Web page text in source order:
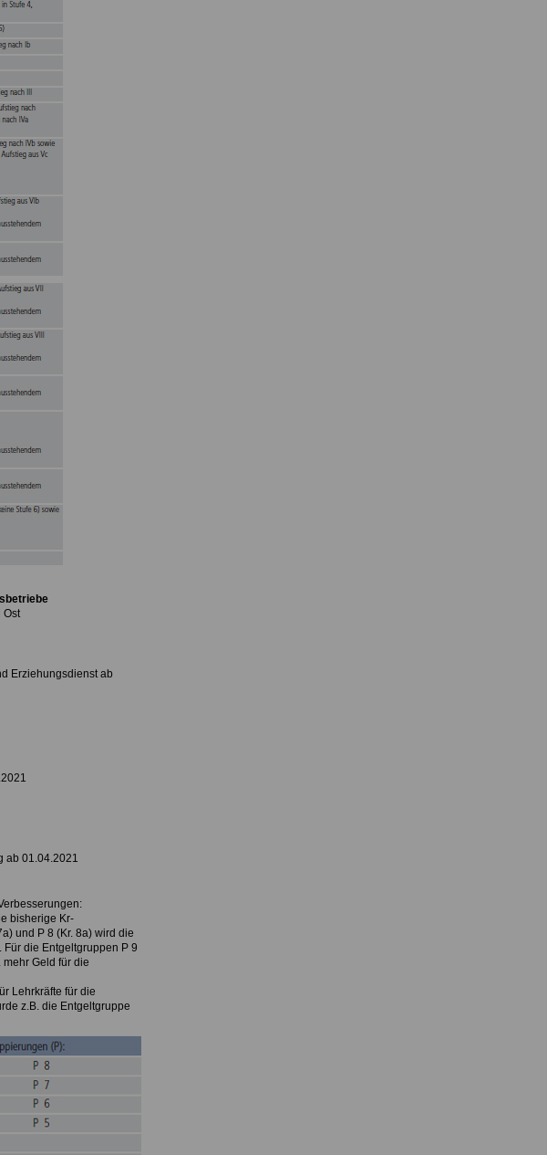
Ost
Erziehungsdienst ab
ab 01.04.2021
bisherige Kr-
und P 8 (Kr. 8a) wird die
die Entgeltgruppen P 9
mehr Geld für die
Lehrkräfte für die
z.B. die Entgeltgruppe